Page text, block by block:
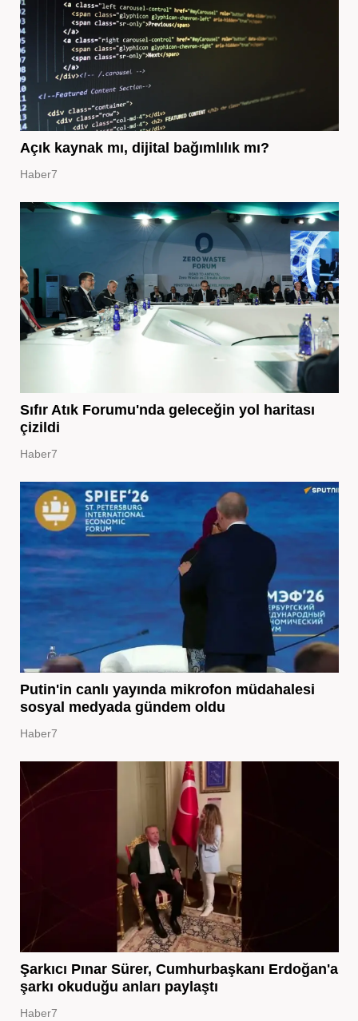
Açık kaynak mı, dijital bağımlılık mı?
Haber7
Sıfır Atık Forumu'nda geleceğin yol haritası
çizildi
Haber7
Putin'in canlı yayında mikrofon müdahalesi
sosyal medyada gündem oldu
Haber7
Şarkıcı Pınar Sürer, Cumhurbaşkanı Erdoğan'a
şarkı okuduğu anları paylaştı
Haber7